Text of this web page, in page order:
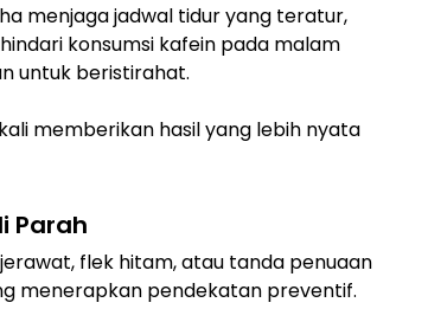
menjaga jadwal tidur yang teratur,
konsumsi kafein pada malam
untuk beristirahat.
memberikan hasil yang lebih nyata
Parah
flek hitam, atau tanda penuaan
menerapkan pendekatan preventif.